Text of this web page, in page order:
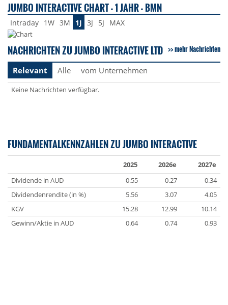
JUMBO INTERACTIVE CHART - 1 JAHR - BMN
Intraday 1W 3M 1J 3J 5J MAX
NACHRICHTEN ZU JUMBO INTERACTIVE LTD mehr Nachrichten
Relevant Alle vom Unternehmen
Keine Nachrichten verfügbar.
FUNDAMENTALKENNZAHLEN ZU JUMBO INTERACTIVE
2025 2026e
2027e
Dividende in AUD
0.55 0.27
0.34
Dividendenrendite (in %)
5.56 3.07
4.05
KGV
15.28 12.99
10.14
Gewinn/Aktie in AUD
0.64 0.74 0.93